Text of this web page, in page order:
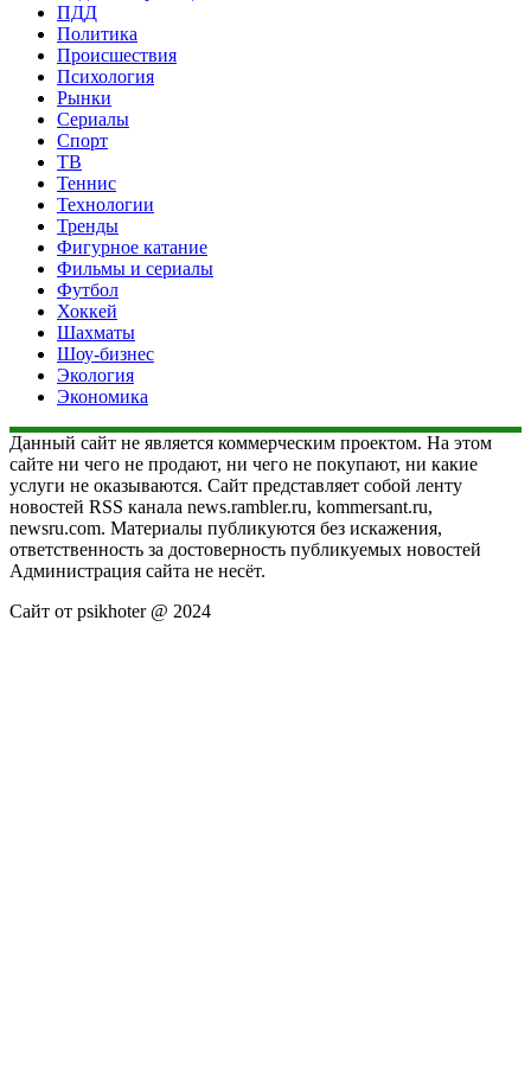
ПДД
Политика
Происшествия
Психология
Рынки
Сериалы
Спорт
ТВ
Теннис
Технологии
Тренды
Фигурное катание
Фильмы и сериалы
Футбол
Хоккей
Шахматы
Шоу-бизнес
Экология
Экономика
Данный сайт не является коммерческим проектом. На этом
сайте ни чего не продают, ни чего не покупают, ни какие
услуги не оказываются. Сайт представляет собой ленту
новостей RSS канала news.rambler.ru, kommersant.ru,
newsru.com. Материалы публикуются без искажения,
ответственность за достоверность публикуемых новостей
Администрация сайта не несёт.
Сайт от psikhoter @ 2024